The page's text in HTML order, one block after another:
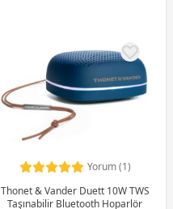
Yorum (1)
Thonet & Vander Duett 10W TWS
Taşınabilir Bluetooth Hoparlör